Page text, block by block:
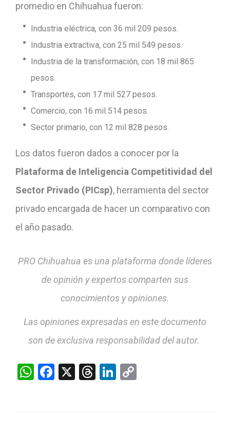
promedio en Chihuahua fueron:
Industria eléctrica, con 36 mil 209 pesos.
Industria extractiva, con 25 mil 549 pesos.
Industria de la transformación, con 18 mil 865
pesos.
Transportes, con 17 mil 527 pesos.
Comercio, con 16 mil 514 pesos.
Sector primario, con 12 mil 828 pesos.
Los datos fueron dados a conocer por la
Plataforma de Inteligencia Competitividad del
Sector Privado (PICsp), herramienta del sector
privado encargada de hacer un comparativo con
el año pasado.
PRO Chihuahua es una plataforma donde líderes
de opinión y expertos comparten sus
conocimientos y opiniones.
Las opiniones expresadas en este documento
son de exclusiva responsabilidad del autor.
WhatsApp
Facebook
X Threads
LinkedIn